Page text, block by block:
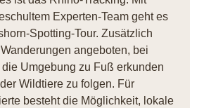
Experten-Team geht es
Spotting-Tour. Zusätzlich
angeboten, bei
Umgebung zu Fuß erkunden
Wildtiere zu folgen. Für
besteht die Möglichkeit, lokale